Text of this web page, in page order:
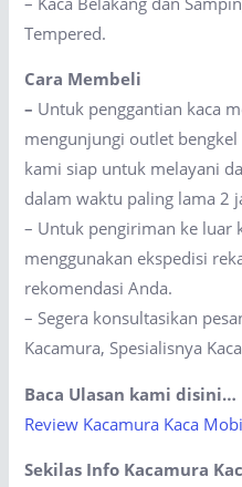
Tempered.
Cara Membeli
– Untuk penggantian kaca
mengunjungi outlet
kami siap untuk melayani
dalam waktu paling lama 2
– Untuk pengiriman ke luar
menggunakan ekspedisi
rekomendasi Anda.
– Segera konsultasikan
Kacamura, Spesialisnya
Baca Ulasan kami disini…
Review Kacamura Kaca
Sekilas Info Kacamura